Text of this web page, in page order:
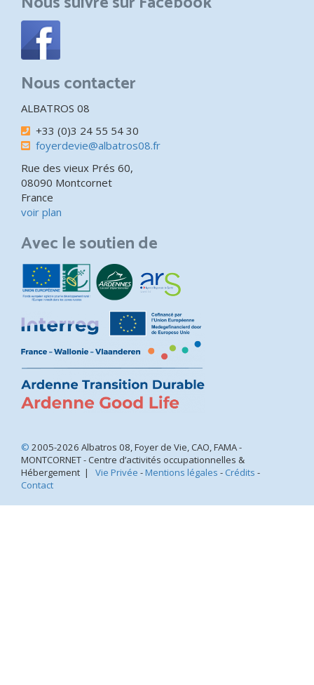
Nous contacter
ALBATROS 08
+33 (0)3 24 55 54 30
foyerdevie@albatros08.fr
Rue des vieux Prés 60,
08090 Montcornet
France
voir plan
Avec le soutien de
© 2005-2026 Albatros 08, Foyer de Vie, CAO, FAMA -
MONTCORNET - Centre d’activités occupationnelles &
Hébergement | Vie Privée - Mentions légales - Crédits -
Contact